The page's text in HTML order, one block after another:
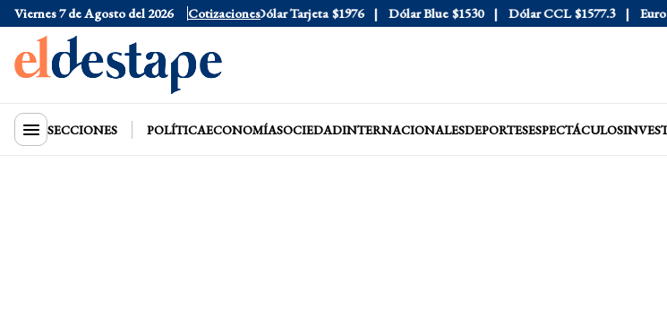
Viernes 7 de Agosto del 2026 Cotizaciones
Dólar Oficial $1520 Dólar Tarjeta $1976 Dólar Blue $1530 Dólar CCL $1577.3 Euro
SECCIONES POLÍTICAECONOMÍASOCIEDADINTERNACIONALESDEPORTESESPECTÁCULOS